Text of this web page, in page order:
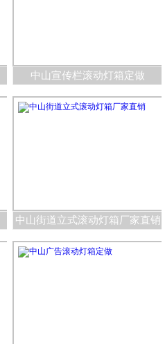
中山宣传栏滚动灯箱定做
中山街道立式滚动灯箱厂家直销